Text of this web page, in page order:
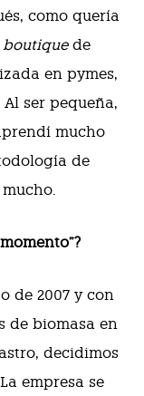
como quería
boutiquede
en pymes,
ser pequeña,
mucho
de
de 2007 y con
de biomasa en
decidimos
empresa se